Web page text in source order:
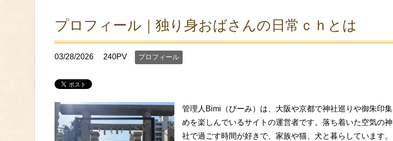
プロフィール｜独り身おばさんの日常ｃｈとは
03/28/2026 240PV プロフィール
管理人Bimi（びーみ）は、大阪や京都で神社巡りや御朱印集
めを楽しんでいるサイトの運営者です。落ち着いた空気の神
社で過ごす時間が好きで、家族や猫、犬と暮らしています。